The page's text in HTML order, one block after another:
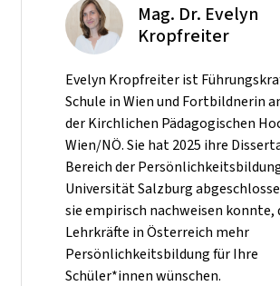
Mag. Dr. Evelyn
Kropfreiter
Evelyn Kropfreiter ist
Schule in Wien und Fortbildnerin
der Kirchlichen Pädagogischen
Wien/NÖ. Sie hat 2025 ihre
Bereich der
Universität Salzburg
sie empirisch nachweisen konnte,
Lehrkräfte in Österreich mehr
Persönlichkeitsbildung für Ihre
Schüler*innen wünschen.